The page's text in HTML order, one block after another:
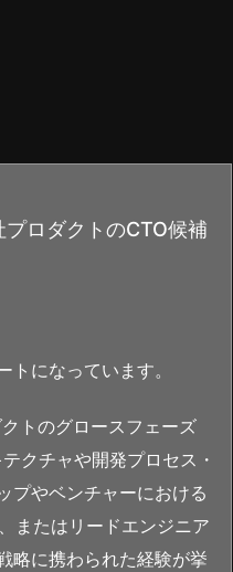
プロダクトのCTO候補
トになっています。
トのグロースフェーズ
クチャや開発プロセス・
プやベンチャーにおける
またはリードエンジニア
略に携わられた経験が挙